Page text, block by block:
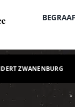
ZWANENBURG